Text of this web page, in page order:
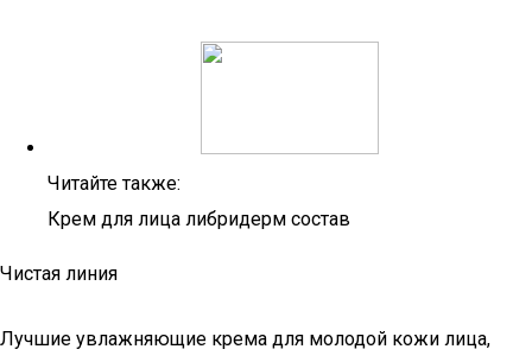
Читайте также:
Крем для лица либридерм состав
Чистая линия
Лучшие увлажняющие крема для молодой кожи лица,